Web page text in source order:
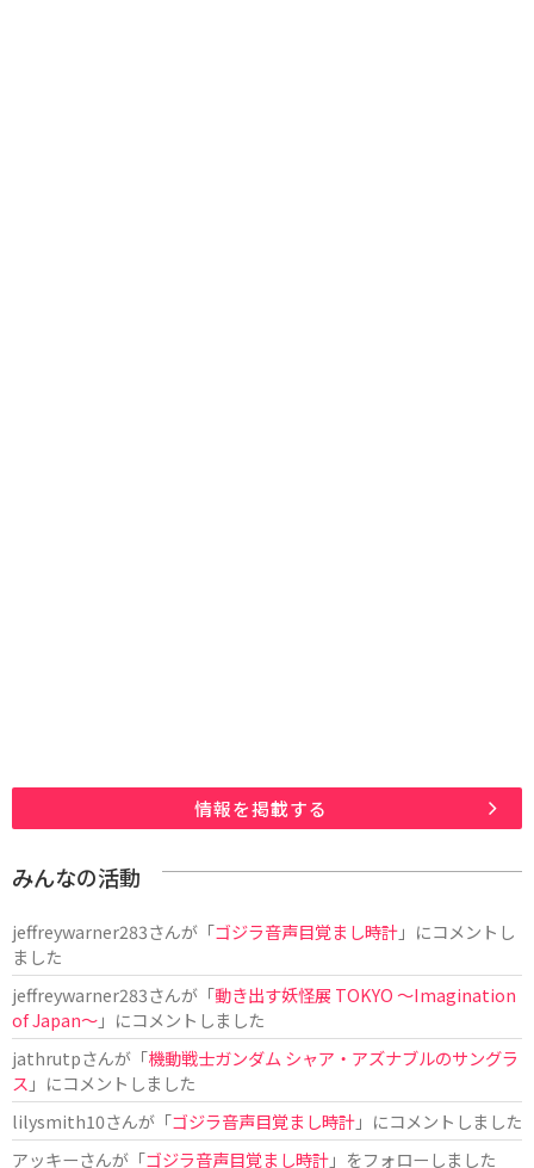
情報を掲載する
みんなの活動
jeffreywarner283さんが「ゴジラ音声目覚まし時計」にコメントし
ました
jeffreywarner283さんが「動き出す妖怪展 TOKYO 〜Imagination
of Japan〜」にコメントしました
jathrutpさんが「機動戦士ガンダム シャア・アズナブルのサングラ
ス 」にコメントしました
lilysmith10さんが「ゴジラ音声目覚まし時計」にコメントしました
アッキーさんが「ゴジラ音声目覚まし時計」をフォローしました